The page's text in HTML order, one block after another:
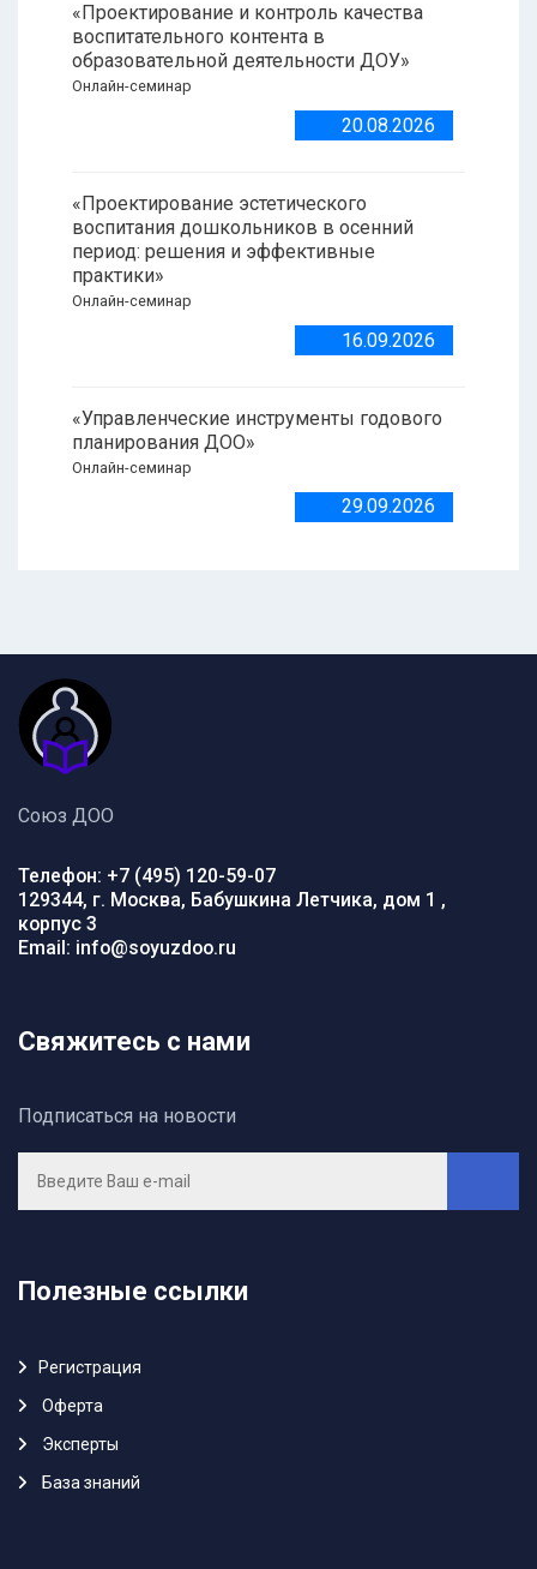
«Проектирование и контроль качества
воспитательного контента в
образовательной деятельности ДОУ»
Онлайн-семинар
20.08.2026
«Проектирование эстетического
воспитания дошкольников в осенний
период: решения и эффективные
практики»
Онлайн-семинар
16.09.2026
«Управленческие инструменты годового
планирования ДОО»
Онлайн-семинар
29.09.2026
Союз ДОО
Телефон: +7 (495) 120-59-07
129344, г. Москва, Бабушкина Летчика, дом 1 ,
корпус 3
Email: info@soyuzdoo.ru
Свяжитесь с нами
Подписаться на новости
Полезные ссылки
Регистрация
Oферта
Эксперты
База знаний